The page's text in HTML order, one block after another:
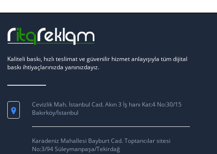
Kaliteli baskı, hızlı teslimat ve güvenilir hizmet anlayışıyla tüm dijital
baskı ihtiyaçlarınızda yanınızdayız.
Cevizlik Mah. İstanbul Cad. Akın 3 İş hanı Kat:4 No:30/15
Bakırköy/İstanbul
Karadeniz Mahallesi Bayburt Cad. Toptancılar sitesi
No:3/94 Süleymanpaşa/Tekirdağ